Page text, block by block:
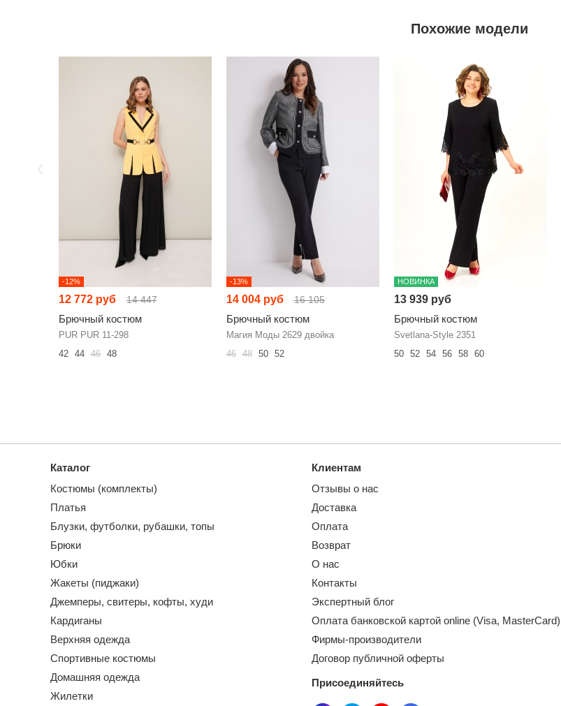
Похожие модели
-12%
12 772 руб 14 447
Брючный костюм
PUR PUR 11-298
42
44 46 48
-13%
14 004 руб 16 105
Брючный костюм
Магия Моды 2629 двойка
46 48 50 52
НОВИНКА
13 939 руб
Брючный костюм
Svetlana-Style 2351
50
52 54 56 58 60
Каталог
Костюмы (комплекты)
Платья
Блузки, футболки, рубашки, топы
Брюки
Юбки
Жакеты (пиджаки)
Джемперы, свитеры, кофты, худи
Кардиганы
Верхняя одежда
Спортивные костюмы
Домашняя одежда
Жилетки
Клиентам
Отзывы о нас
Доставка
Оплата
Возврат
О нас
Контакты
Экспертный блог
Оплата банковской картой online (Visa, MasterCard)
Фирмы-производители
Договор публичной оферты
Присоединяйтесь